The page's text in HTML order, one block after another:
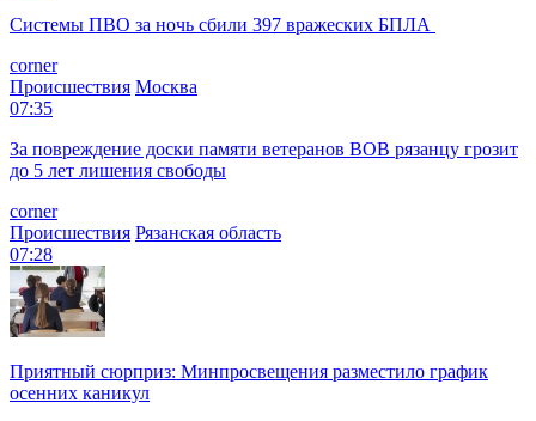
Системы ПВО за ночь сбили 397 вражеских БПЛА
corner
Происшествия Москва
07:35
За повреждение доски памяти ветеранов ВОВ рязанцу грозит
до 5 лет лишения свободы
corner
Происшествия Рязанская область
07:28
Приятный сюрприз: Минпросвещения разместило график
осенних каникул